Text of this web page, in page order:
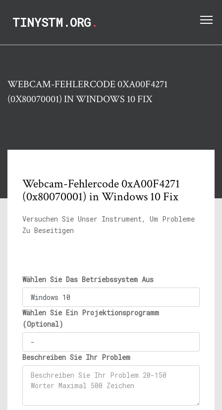
TINYSTM.ORG.
WEBCAM-FEHLERCODE 0XA00F4271
(0X80070001) IN WINDOWS 10 FIX
Webcam-Fehlercode 0xA00F4271
(0x80070001) in Windows 10 Fix
Versuchen Sie Unser Instrument, Um Probleme
Zu Beseitigen
Wählen Sie Das Betriebssystem Aus
Wählen Sie Ein Projektionsprogramm
(Optional)
Beschreiben Sie Ihr Problem